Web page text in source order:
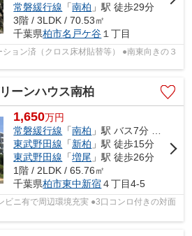
常磐緩行線 「南柏 」駅 徒歩29分
3階 / 3LDK / 70.53㎡
千葉県柏市名戸ケ谷 １丁目
ョン済（クロス床材貼替等） ●南東向きの３
ーンハウス南柏
1,650万円
常磐緩行線 「南柏 」駅 バス7分 「東中新宿」 停歩3分
東武野田線 「新柏 」駅 徒歩15分
東武野田線 「増尾 」駅 徒歩26分
1階 / 2LDK / 65.76㎡
千葉県柏市東中新宿４丁目4-5
ビニ有で周辺環境充実 ●3口コンロ付きの対面